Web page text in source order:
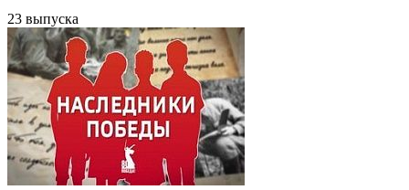
23 выпуска